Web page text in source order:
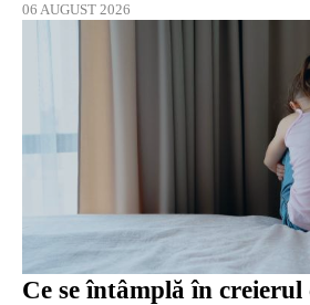
06 AUGUST 2026
Ce se întâmplă în